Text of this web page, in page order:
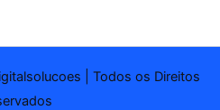
| Todos os Direitos